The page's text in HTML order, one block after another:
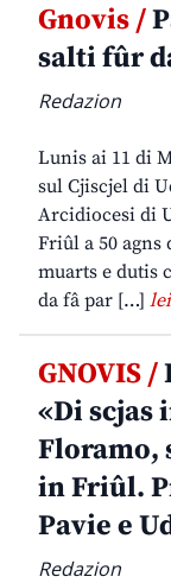
Gnovis /
salti fûr
Redazion
Lunis ai 11 di
sul Cjiscjel di
Arcidiocesi di
Friûl a 50
muarts e dutis
da fâ par […]
GNOVIS /
«Di scjas
Floramo,
in Friûl.
Pavie e
Redazion